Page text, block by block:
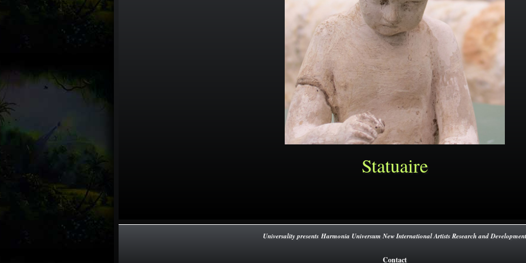
Statuaire
Universality presents Harmonia Universum New International Artists Research and Development
Contact